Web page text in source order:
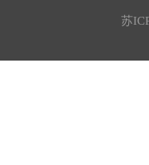
苏